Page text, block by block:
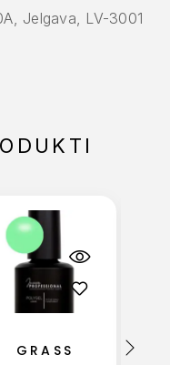
Jelgava, LV-3001
GRASS